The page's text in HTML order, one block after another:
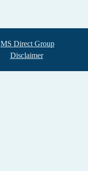
MS Direct Group
Disclaimer